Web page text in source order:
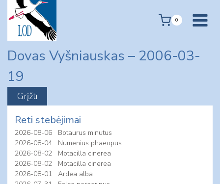
content
0
Dovas Vyšniauskas – 2006-03-
19
Reti stebėjimai
2026-08-06
Botaurus minutus
2026-08-04
Numenius phaeopus
2026-08-02
Motacilla cinerea
2026-08-02
Motacilla cinerea
2026-08-01
Ardea alba